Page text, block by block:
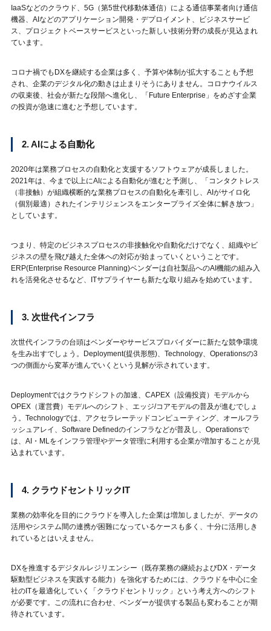
IaaSなどのクラウド、5G（第5世代移動体通信）による通信事業者向け通信
機器、AIなどのアプリケーション開発・デプロイメント、ビジネスサービ
ス、プロジェクトベースサービスといった新しい技術分野の成長が見込まれ
ています。
コロナ禍でもDXを継続する企業は多く、予算や体制が拡大することも予想
され、企業のデジタル化の動きは止まりそうにありません。コロナウイルス
の収束後、社会が新たな段階へ進化し、「Future Enterprise」をめざす企業
の投資が急速に進むと予想しています。
2. AIによる自動化
2020年は業務プロセスの自動化と支援するソフトウェアが成長しました。
2021年は、今まで以上にAIによる自動化が進むと予測し、「コンタクトレス
（非接触）が組織横断的な業務プロセスの自動化を牽引し、AIがサイロ化
（個別最適）されたインテリジェンスをエンタープライズ全体に解き放つ」
としています。
つまり、特定のビジネスプロセスの非接触化や自動化だけでなく、組織やビ
ジネスの壁を飛び越えた全体への対応が始まっていくということです。
ERP(Enterprise Resource Planning)ベンダーは自社製品へのAI機能の組み入
れを活発化させるなど、ITサプライヤーも新たな取り組みを始めています。
3. 次世代インフラ
次世代インフラの台頭はベンダーやサービスプロバイダーに新たな競争環境
を生み出すでしょう。Deployment(提供形態)、Technology、Operationsの3
つの側面から変革が進んでいくという見解が示されています。
Deploymentではクラウドシフトの加速、CAPEX（設備投資）モデルから
OPEX（運営費）モデルへのシフト、エッジ/コアモデルの普及が進むでしょ
う。Technologyでは、アクセラレーテッドコンピューティング、オールフラ
ッシュアレイ、Software Definedのインフラなどが普及し、Operationsで
は、AI・MLをインフラ管理やデータ管理に利用する企業が増加することが見
込まれています。
4. クラウドセントリックIT
業務の効率化を目的にクラウドを導入した企業は増加しましたが、データの
活用やシステム間の連携が困難になっているケースも多く、十分に活用しき
れているとはいえません。
DXを推進するデジタルレジリエンシー（既存業務の継続およびDX・データ
駆動型ビジネスを実践する能力）を強化するためには、クラウドを中心に全
社のITを最適化していく「クラウドセントリック」という考え方へのシフト
が必要です。この流れに合わせ、ベンダーが提供する製品も変わることが期
待されています。